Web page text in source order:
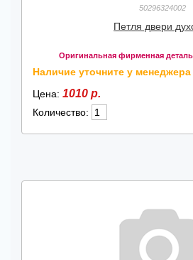
50296324002
Петля двери
Оригинальная фирменная
Наличие уточните у менеджера
Цена: 1010 р.
Количество: